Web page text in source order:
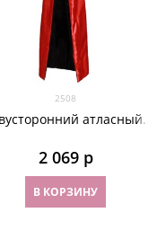
2508
атласный
2 069 р
В КОРЗИНУ